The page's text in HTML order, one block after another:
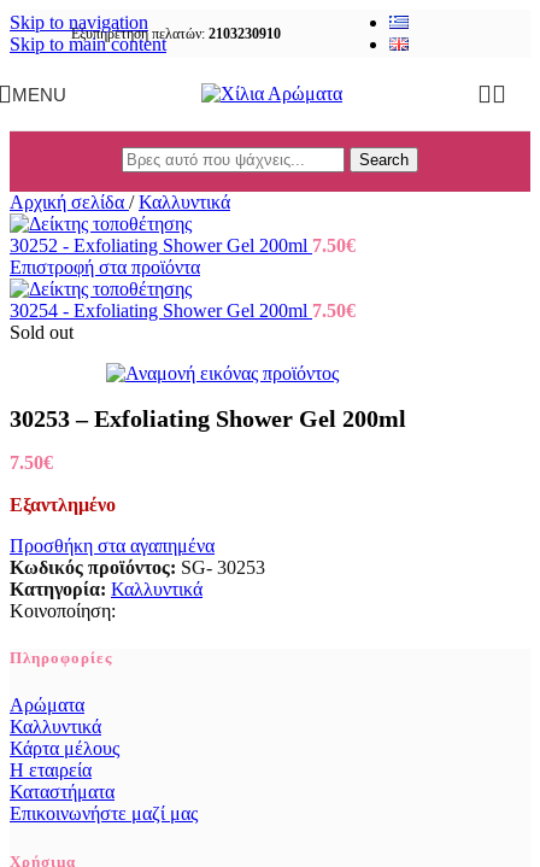
Skip to navigation
Skip to main content
Εξυπηρέτηση πελατών: 2103230910
MENU
Search
Αρχική σελίδα / Καλλυντικά
30252 - Exfoliating Shower Gel 200ml 7.50€
Επιστροφή στα προϊόντα
30254 - Exfoliating Shower Gel 200ml 7.50€
Sold out
30253 – Exfoliating Shower Gel 200ml
7.50€
Εξαντλημένο
Προσθήκη στα αγαπημένα
Κωδικός προϊόντος: SG- 30253
Κατηγορία: Καλλυντικά
Κοινοποίηση:
Πληροφορίες
Αρώματα
Καλλυντικά
Κάρτα μέλους
Η εταιρεία
Καταστήματα
Επικοινωνήστε μαζί μας
Χρήσιμα